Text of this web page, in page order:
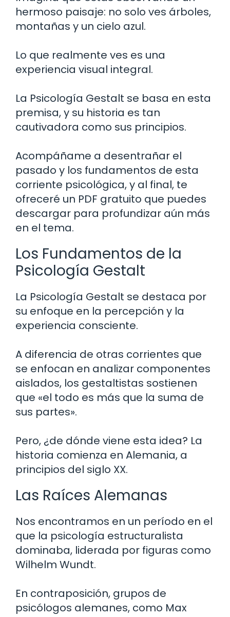
hermoso paisaje: no solo ves árboles,
montañas y un cielo azul.
Lo que realmente ves es una
experiencia visual integral.
La Psicología Gestalt se basa en esta
premisa, y su historia es tan
cautivadora como sus principios.
Acompáñame a desentrañar el
pasado y los fundamentos de esta
corriente psicológica, y al final, te
ofreceré un PDF gratuito que puedes
descargar para profundizar aún más
en el tema.
Los Fundamentos de la
Psicología Gestalt
La Psicología Gestalt se destaca por
su enfoque en la percepción y la
experiencia consciente.
A diferencia de otras corrientes que
se enfocan en analizar componentes
aislados, los gestaltistas sostienen
que «el todo es más que la suma de
sus partes».
Pero, ¿de dónde viene esta idea? La
historia comienza en Alemania, a
principios del siglo XX.
Las Raíces Alemanas
Nos encontramos en un período en el
que la psicología estructuralista
dominaba, liderada por figuras como
Wilhelm Wundt.
En contraposición, grupos de
psicólogos alemanes, como Max